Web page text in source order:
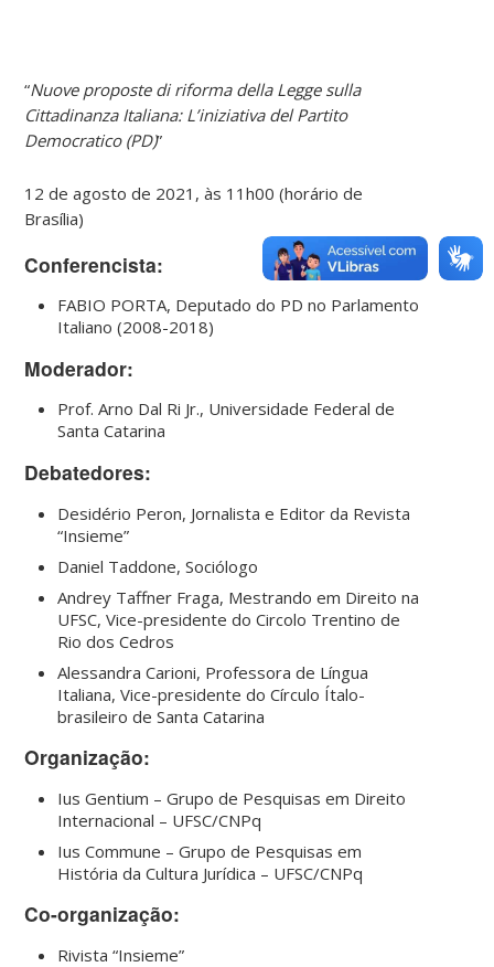
“Nuove proposte di riforma della Legge sulla
Cittadinanza Italiana: L’iniziativa del Partito
Democratico (PD)”
12 de agosto de 2021, às 11h00 (horário de
Brasília)
Conferencista:
FABIO PORTA, Deputado do PD no Parlamento
Italiano (2008-2018)
Moderador:
Prof. Arno Dal Ri Jr., Universidade Federal de
Santa Catarina
Debatedores:
Desidério Peron, Jornalista e Editor da Revista
“Insieme”
Daniel Taddone, Sociólogo
Andrey Taffner Fraga, Mestrando em Direito na
UFSC, Vice-presidente do Circolo Trentino de
Rio dos Cedros
Alessandra Carioni, Professora de Língua
Italiana, Vice-presidente do Círculo Ítalo-
brasileiro de Santa Catarina
Organização:
Ius Gentium – Grupo de Pesquisas em Direito
Internacional – UFSC/CNPq
Ius Commune – Grupo de Pesquisas em
História da Cultura Jurídica – UFSC/CNPq
Co-organização:
Rivista “Insieme”